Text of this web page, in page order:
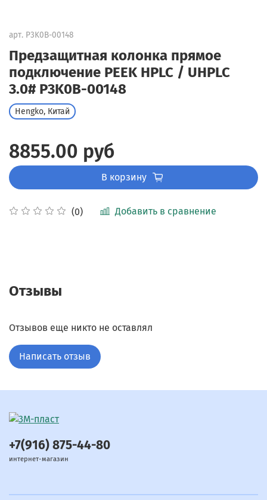
арт. P3K0B-00148
Предзащитная колонка прямое
подключение PEEK HPLC / UHPLC
3.0# P3K0B-00148
(0) Добавить в сравнение
Hengko, Китай
8855.00 руб
В корзину
Отзывы
Отзывов еще никто не оставлял
Написать отзыв
+7(916) 875-44-80
интернет-магазин